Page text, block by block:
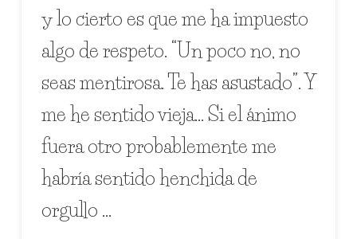
y lo cierto es que me ha impuesto
algo de respeto. “Un poco no, no
seas mentirosa. Te has asustado”. Y
me he sentido vieja… Si el ánimo
fuera otro probablemente me
habría sentido henchida de
orgullo …